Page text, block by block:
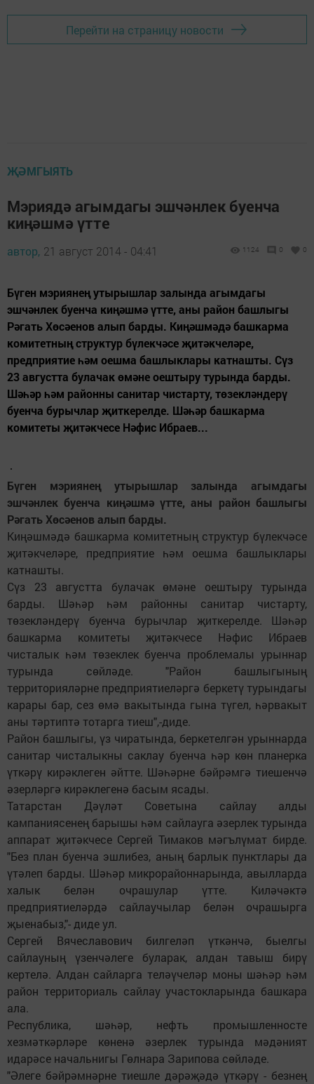
Перейти на страницу новости
ҖӘМГЫЯТЬ
Мэриядә агымдагы эшчәнлек буенча
киңәшмә үтте
автор, 21 август 2014 - 04:41 1124 0 0
Бүген мэриянең утырышлар залында агымдагы
эшчәнлек буенча киңәшмә үтте, аны район башлыгы
Рәгать Хөсәенов алып барды. Киңәшмәдә башкарма
комитетның структур бүлекчәсе җитәкчеләре,
предприятие һәм оешма башлыклары катнашты. Сүз
23 августта булачак өмәне оештыру турында барды.
Шәһәр һәм районны санитар чистарту, төзекләндерү
буенча бурычлар җиткерелде. Шәһәр башкарма
комитеты җитәкчесе Нәфис Ибраев...
Бүген мэриянең утырышлар залында агымдагы
эшчәнлек буенча киңәшмә үтте, аны район башлыгы
Рәгать Хөсәенов алып барды.
Киңәшмәдә башкарма комитетның структур бүлекчәсе
җитәкчеләре, предприятие һәм оешма башлыклары
катнашты.
Сүз 23 августта булачак өмәне оештыру турында
барды. Шәһәр һәм районны санитар чистарту,
төзекләндерү буенча бурычлар җиткерелде. Шәһәр
башкарма комитеты җитәкчесе Нәфис Ибраев
чисталык һәм төзеклек буенча проблемалы урыннар
турында сөйләде. "Район башлыгының
территорияләрне предприятиеләргә беркетү турындагы
карары бар, сез өмә вакытында гына түгел, һәрвакыт
аны тәртиптә тотарга тиеш",-диде.
Район башлыгы, үз чиратында, беркетелгән урыннарда
санитар чисталыкны саклау буенча һәр көн планерка
үткәрү кирәклеген әйтте. Шәһәрне бәйрәмгә тиешенчә
әзерләргә кирәклегенә басым ясады.
Татарстан Дәүләт Советына сайлау алды
кампаниясенең барышы һәм сайлауга әзерлек турында
аппарат җитәкчесе Сергей Тимаков мәгълүмат бирде.
"Без план буенча эшлибез, аның барлык пунктлары да
үтәлеп барды. Шәһәр микрорайоннарында, авылларда
халык белән очрашулар үтте. Киләчәктә
предприятиеләрдә сайлаучылар белән очрашырга
җыенабыз,"- диде ул.
Сергей Вячеславович билгеләп үткәнчә, быелгы
сайлауның үзенчәлеге буларак, алдан тавыш бирү
кертелә. Алдан сайларга теләүчеләр моны шәһәр һәм
район территориаль сайлау участокларында башкара
ала.
Республика, шәһәр, нефть промышленносте
хезмәткәрләре көненә әзерлек турында мәдәният
идарәсе начальнигы Гөлнара Зарипова сөйләде.
"Әлеге бәйрәмнәрне тиешле дәрәҗәдә үткәрү - безнең